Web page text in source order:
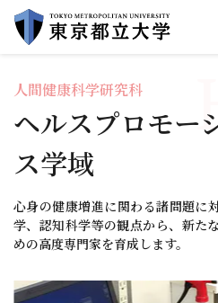
キ
ッ
グローバルメニューにスキップ
人間健康科学研究科
ヘルスプロモー
ス学域
心身の健康増進に関わる諸問題に
学、認知科学等の観点から、新た
めの高度専門家を育成します。